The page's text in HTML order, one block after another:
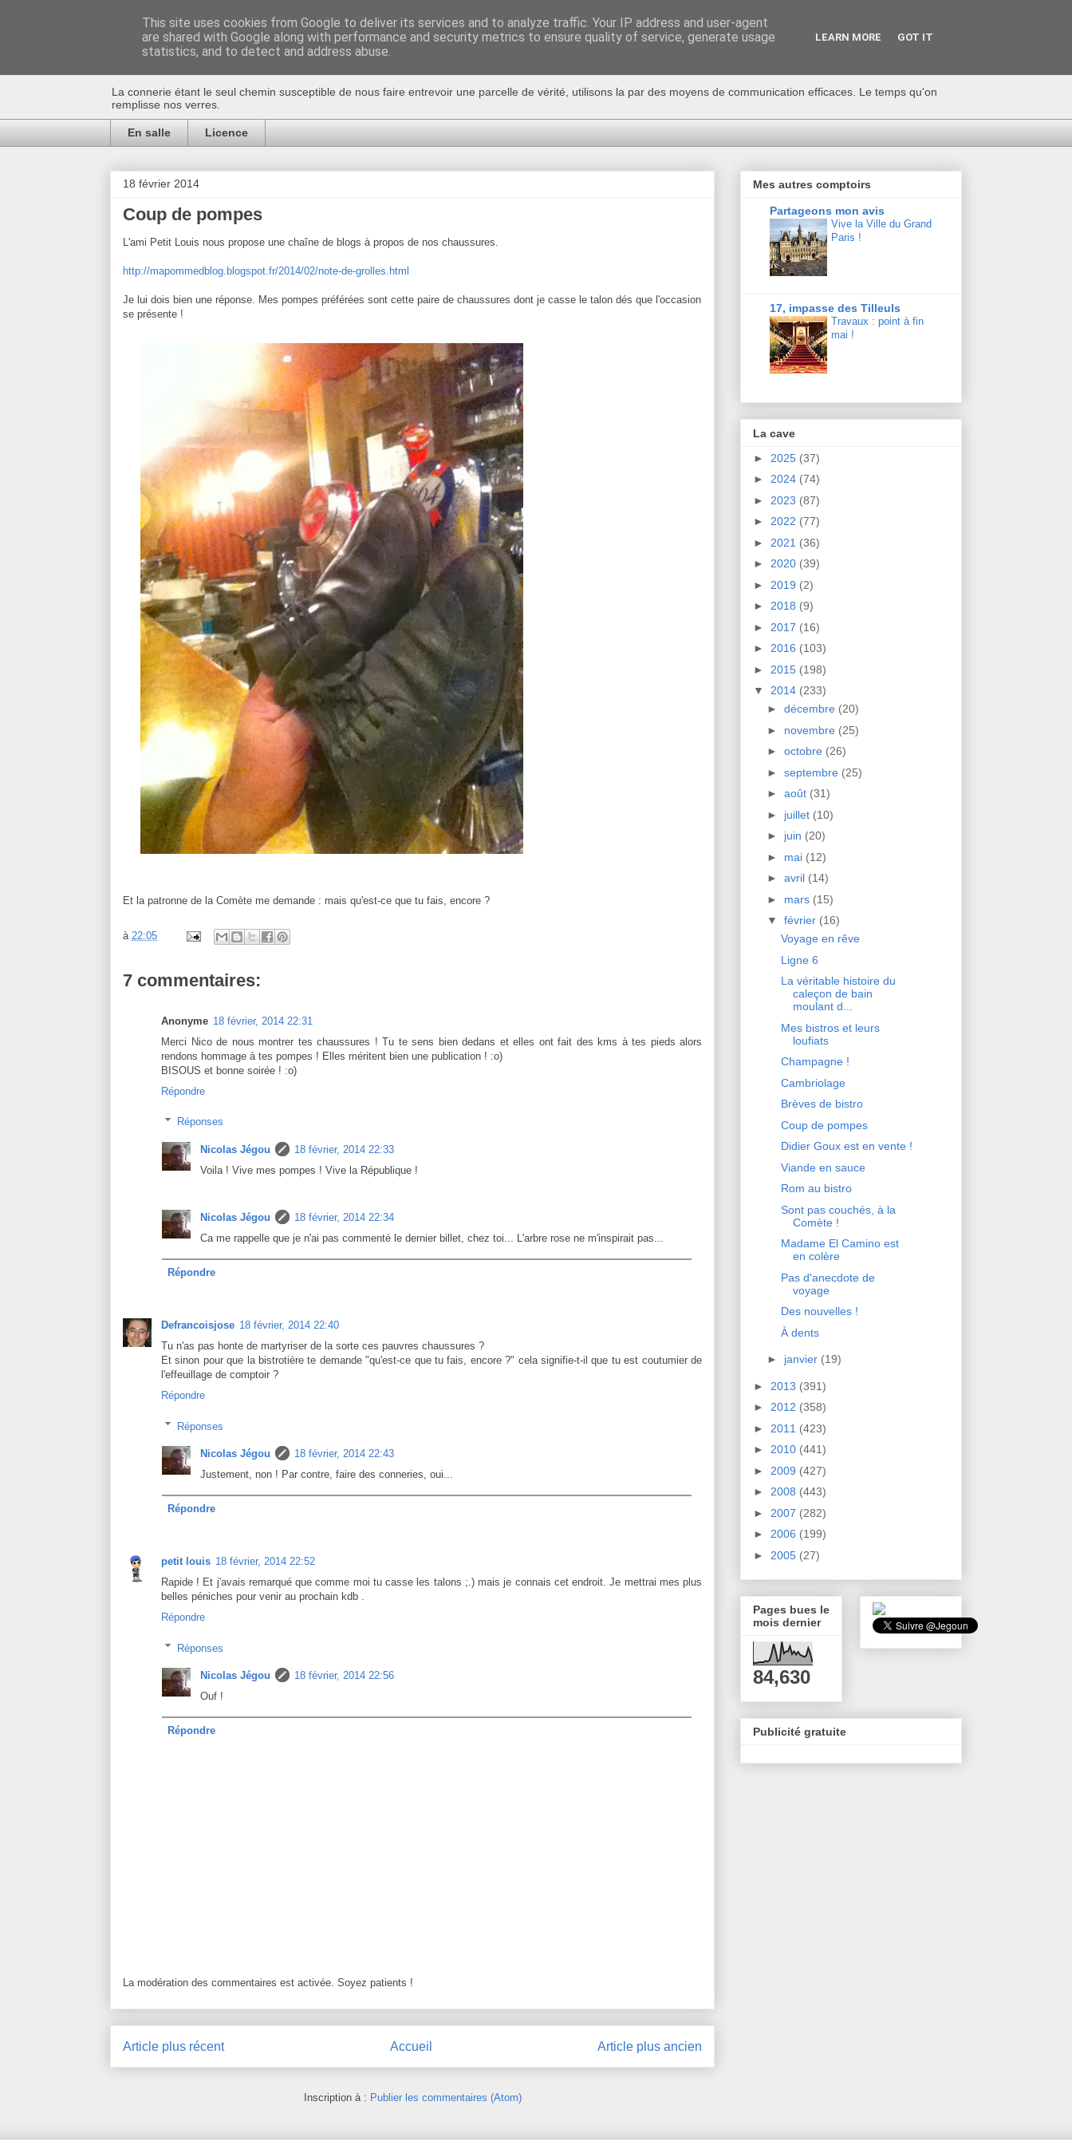
Au bistro !
La connerie étant le seul chemin susceptible de nous faire entrevoir une parcelle de vérité, utilisons la par des moyens de communication efficaces. Le temps qu'on
remplisse nos verres.
En salle Licence
18 février 2014
Coup de pompes
L'ami Petit Louis nous propose une chaîne de blogs à propos de nos chaussures.
http://mapommedblog.blogspot.fr/2014/02/note-de-grolles.html
Je lui dois bien une réponse. Mes pompes préférées sont cette paire de chaussures dont je casse le talon dés que l'occasion
se présente !
Et la patronne de la Comète me demande : mais qu'est-ce que tu fais, encore ?
à 22:05
7 commentaires:
Anonyme 18 février, 2014 22:31
Merci Nico de nous montrer tes chaussures ! Tu te sens bien dedans et elles ont fait des kms à tes pieds alors
rendons hommage à tes pompes ! Elles méritent bien une publication ! :o)
BISOUS et bonne soirée ! :o)
Répondre
Réponses
Nicolas Jégou
18 février, 2014 22:33
Voila ! Vive mes pompes ! Vive la République !
Nicolas Jégou
18 février, 2014 22:34
Ca me rappelle que je n'ai pas commenté le dernier billet, chez toi... L'arbre rose ne m'inspirait pas...
Répondre
Defrancoisjose 18 février, 2014 22:40
Tu n'as pas honte de martyriser de la sorte ces pauvres chaussures ?
Et sinon pour que la bistrotière te demande "qu'est-ce que tu fais, encore ?" cela signifie-t-il que tu est coutumier de
l'effeuillage de comptoir ?
Répondre
Réponses
Nicolas Jégou
18 février, 2014 22:43
Justement, non ! Par contre, faire des conneries, oui...
Répondre
petit louis 18 février, 2014 22:52
Rapide ! Et j'avais remarqué que comme moi tu casse les talons ;.) mais je connais cet endroit. Je mettrai mes plus
belles péniches pour venir au prochain kdb .
Répondre
Réponses
Nicolas Jégou
18 février, 2014 22:56
Ouf !
Répondre
La modération des commentaires est activée. Soyez patients !
Article plus récent Article plus ancien
Accueil
Inscription à : Publier les commentaires (Atom)
Mes autres comptoirs
Partageons mon avis
Vive la Ville du Grand
Paris !
17, impasse des Tilleuls
Travaux : point à fin
mai !
La cave
► 2025 (37)
► 2024 (74)
► 2023 (87)
► 2022 (77)
► 2021 (36)
► 2020 (39)
► 2019 (2)
► 2018 (9)
► 2017 (16)
► 2016 (103)
► 2015 (198)
▼ 2014 (233)
► décembre (20)
► novembre (25)
► octobre (26)
► septembre (25)
► août (31)
► juillet (10)
► juin (20)
► mai (12)
► avril (14)
► mars (15)
▼ février (16)
Voyage en rêve
Ligne 6
La véritable histoire du
caleçon de bain
moulant d...
Mes bistros et leurs
loufiats
Champagne !
Cambriolage
Brèves de bistro
Coup de pompes
Didier Goux est en vente !
Viande en sauce
Rom au bistro
Sont pas couchés, à la
Comète !
Madame El Camino est
en colère
Pas d'anecdote de
voyage
Des nouvelles !
À dents
► janvier (19)
► 2013 (391)
► 2012 (358)
► 2011 (423)
► 2010 (441)
► 2009 (427)
► 2008 (443)
► 2007 (282)
► 2006 (199)
► 2005 (27)
Pages bues le
mois dernier
84,630
Publicité gratuite
This site uses cookies from Google to deliver its services and to analyze traffic. Your IP address and user-agent
are shared with Google along with performance and security metrics to ensure quality of service, generate usage
statistics, and to detect and address abuse.
LEARN MORE GOT IT